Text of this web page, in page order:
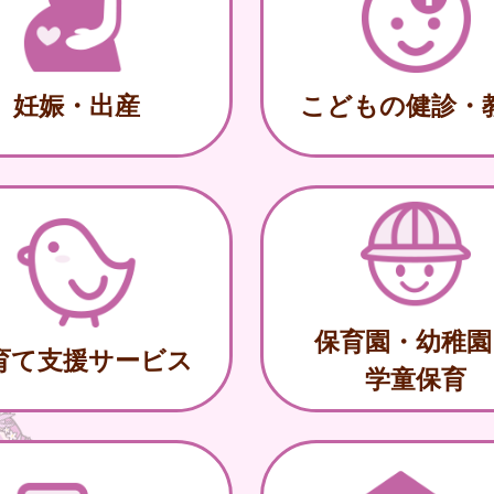
妊娠・出産 こどもの健診・
て支援サービス
保育園・幼稚
学童保育